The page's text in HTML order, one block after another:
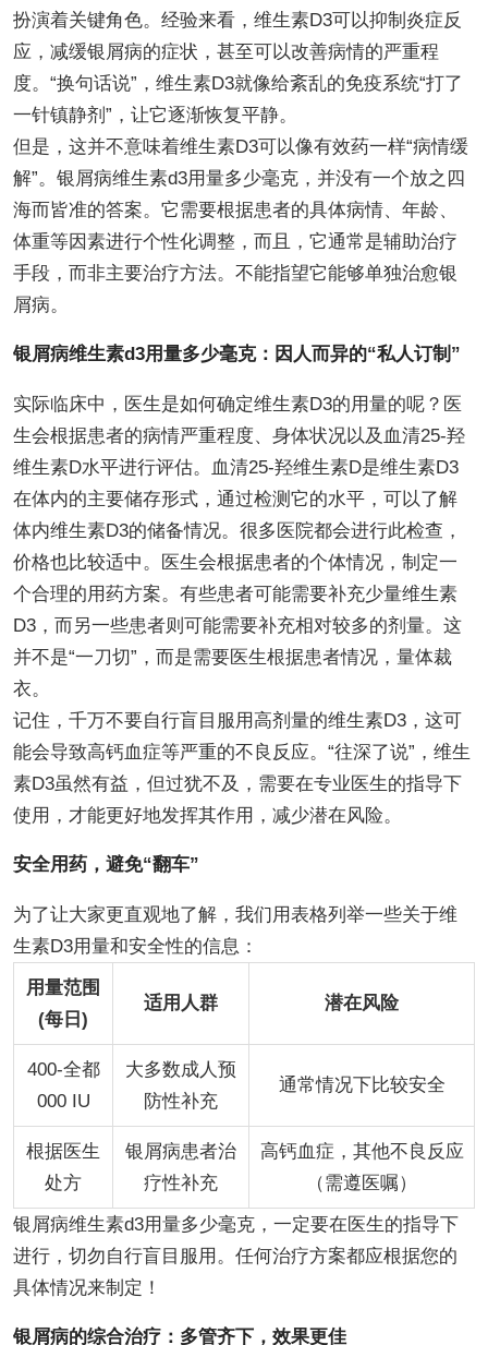
扮演着关键角色。经验来看，维生素D3可以抑制炎症反
应，减缓银屑病的症状，甚至可以改善病情的严重程
度。“换句话说”，维生素D3就像给紊乱的免疫系统“打了
一针镇静剂”，让它逐渐恢复平静。
但是，这并不意味着维生素D3可以像有效药一样“病情缓
解”。银屑病维生素d3用量多少毫克，并没有一个放之四
海而皆准的答案。它需要根据患者的具体病情、年龄、
体重等因素进行个性化调整，而且，它通常是辅助治疗
手段，而非主要治疗方法。不能指望它能够单独治愈银
屑病。
银屑病维生素d3用量多少毫克：因人而异的“私人订制”
实际临床中，医生是如何确定维生素D3的用量的呢？医
生会根据患者的病情严重程度、身体状况以及血清25-羟
维生素D水平进行评估。血清25-羟维生素D是维生素D3
在体内的主要储存形式，通过检测它的水平，可以了解
体内维生素D3的储备情况。很多医院都会进行此检查，
价格也比较适中。医生会根据患者的个体情况，制定一
个合理的用药方案。有些患者可能需要补充少量维生素
D3，而另一些患者则可能需要补充相对较多的剂量。这
并不是“一刀切”，而是需要医生根据患者情况，量体裁
衣。
记住，千万不要自行盲目服用高剂量的维生素D3，这可
能会导致高钙血症等严重的不良反应。“往深了说”，维生
素D3虽然有益，但过犹不及，需要在专业医生的指导下
使用，才能更好地发挥其作用，减少潜在风险。
安全用药，避免“翻车”
为了让大家更直观地了解，我们用表格列举一些关于维
生素D3用量和安全性的信息：
用量范围
(每日)
适用人群 潜在风险
400-全都
000 IU
大多数成人预
防性补充
通常情况下比较安全
根据医生
处方
银屑病患者治
疗性补充
高钙血症，其他不良反应
（需遵医嘱）
银屑病维生素d3用量多少毫克，一定要在医生的指导下
进行，切勿自行盲目服用。任何治疗方案都应根据您的
具体情况来制定！
银屑病的综合治疗：多管齐下，效果更佳